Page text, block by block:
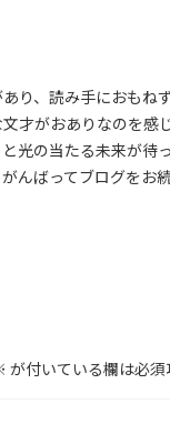
り、読み手におもね
才がおありなのを感
光の当たる未来が待
んばってブログをお
が付いている欄は必須